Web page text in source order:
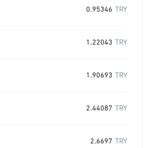
0.95346 TRY
1.22043 TRY
1.90693 TRY
2.44087 TRY
2.6697 TRY